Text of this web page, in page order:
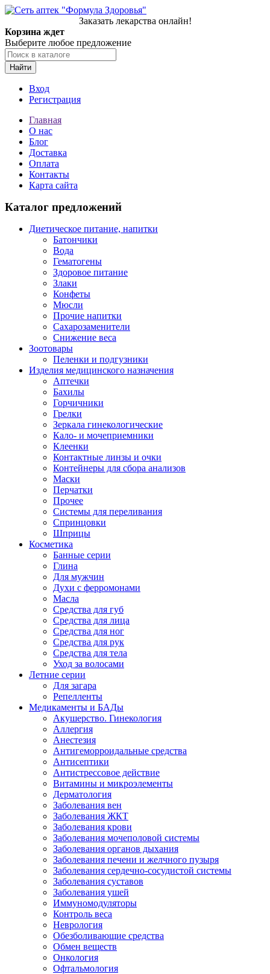
Заказать лекарства онлайн!
Корзина ждет
Выберите любое предложение
Найти
Вход
Регистрация
Главная
О нас
Блог
Доставка
Оплата
Контакты
Карта сайта
Каталог предложений
Диетическое питание, напитки
Батончики
Вода
Гематогены
Здоровое питание
Злаки
Конфеты
Мюсли
Прочие напитки
Сахарозаменители
Снижение веса
Зоотовары
Пеленки и подгузники
Изделия медицинского назначения
Аптечки
Бахилы
Горчичники
Грелки
Зеркала гинекологические
Кало- и мочеприемники
Клеенки
Контактные линзы и очки
Контейнеры для сбора анализов
Маски
Перчатки
Прочее
Системы для переливания
Спринцовки
Шприцы
Косметика
Банные серии
Глина
Для мужчин
Духи с ферромонами
Масла
Средства для губ
Средства для лица
Средства для ног
Средства для рук
Средства для тела
Уход за волосами
Летние серии
Для загара
Репелленты
Медикаменты и БАДы
Акушерство. Гинекология
Аллергия
Анестезия
Антигеморроидальные средства
Антисептики
Антистрессовое действие
Витамины и микроэлементы
Дерматология
Заболевания вен
Заболевания ЖКТ
Заболевания крови
Заболевания мочеполовой системы
Заболевания органов дыхания
Заболевания печени и желчного пузыря
Заболевания сердечно-сосудистой системы
Заболевания суставов
Заболевания ушей
Иммуномодуляторы
Контроль веса
Неврология
Обезболивающие средства
Обмен веществ
Онкология
Офтальмология